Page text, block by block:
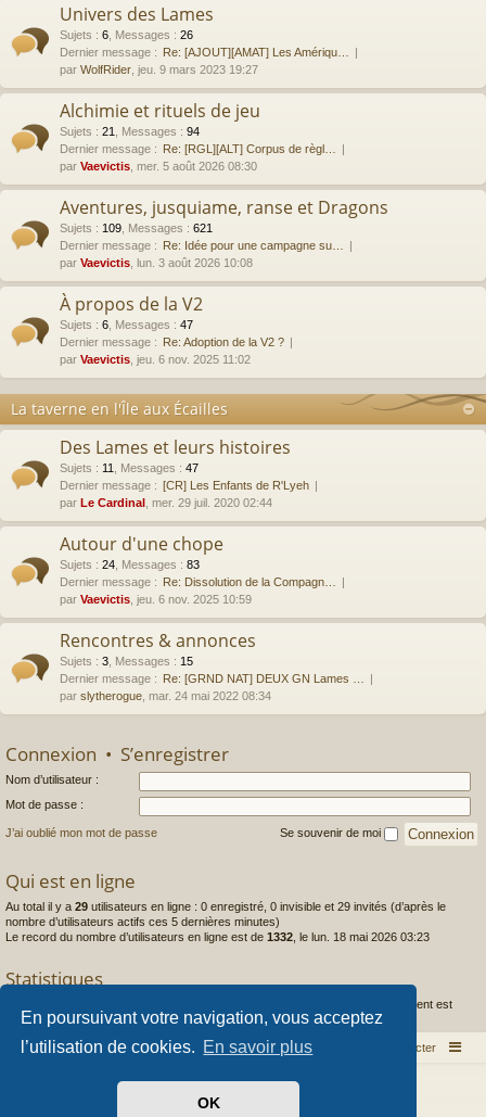
En poursuivant votre navigation, vous acceptez
l’utilisation de cookies. En savoir plus
OK
Univers des Lames
Sujets : 6 Messages : 26
Dernier message : Re: [AJOUT][AMAT] Les Amériqu…
par WolfRider , jeu. 9 mars 2023 19:27
Alchimie et rituels de jeu
Sujets : 21 Messages : 94
Dernier message : Re: [RGL][ALT] Corpus de règl…
par Vaevictis , mer. 5 août 2026 08:30
Aventures, jusquiame, ranse et Dragons
Sujets : 109 Messages : 621
Dernier message : Re: Idée pour une campagne su…
par Vaevictis , lun. 3 août 2026 10:08
À propos de la V2
Sujets : 6 Messages : 47
Dernier message : Re: Adoption de la V2 ?
par Vaevictis , jeu. 6 nov. 2025 11:02
La taverne en l'Île aux Écailles
Des Lames et leurs histoires
Sujets : 11 Messages : 47
Dernier message : [CR] Les Enfants de R'Lyeh
par Le Cardinal , mer. 29 juil. 2020 02:44
Autour d'une chope
Sujets : 24 Messages : 83
Dernier message : Re: Dissolution de la Compagn…
par Vaevictis , jeu. 6 nov. 2025 10:59
Rencontres & annonces
Sujets : 3 Messages : 15
Dernier message : Re: [GRND NAT] DEUX GN Lames …
par slytherogue , mar. 24 mai 2022 08:34
Connexion • S’enregistrer
Nom d’utilisateur :
Mot de passe :
J’ai oublié mon mot de passe Se souvenir de moi
Qui est en ligne
Au total il y a 29 utilisateurs en ligne : 0 enregistré, 0 invisible et 29 invités (d’après le
nombre d’utilisateurs actifs ces 5 dernières minutes)
Le record du nombre d’utilisateurs en ligne est de 1332 , le lun. 18 mai 2026 03:23
Statistiques
membres • Le membre enregistré le plus récent est
Caldera .
Index du forum Nous contacter
Développé parphpBB® Forum Software © phpBB Limited
Arty- phpBB 3.3 par MrGaby